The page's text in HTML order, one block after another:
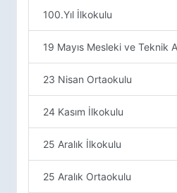
100.Yıl İlkokulu
19 Mayıs Mesleki ve Teknik
23 Nisan Ortaokulu
24 Kasım İlkokulu
25 Aralık İlkokulu
25 Aralık Ortaokulu